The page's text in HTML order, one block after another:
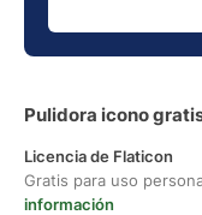
Pulidora icono
Licencia de Flaticon
Gratis para uso
información